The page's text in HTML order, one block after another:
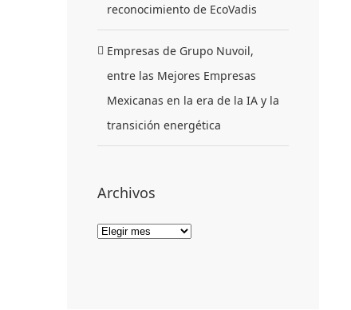
reconocimiento de EcoVadis
Empresas de Grupo Nuvoil,
entre las Mejores Empresas
Mexicanas en la era de la IA y la
transición energética
Archivos
Archivos